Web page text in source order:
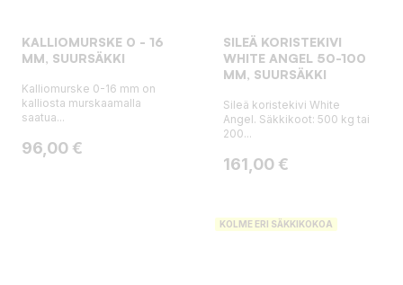
KALLIOMURSKE 0 - 16
MM, SUURSÄKKI
Kalliomurske 0-16 mm on
kalliosta murskaamalla
saatua...
Hinta
96,00 €
SILEÄ KORISTEKIVI
WHITE ANGEL 50-100
MM, SUURSÄKKI
Sileä koristekivi White
Angel. Säkkikoot: 500 kg tai
200...
Hinta
161,00 €
KOLME ERI SÄKKIKOKOA